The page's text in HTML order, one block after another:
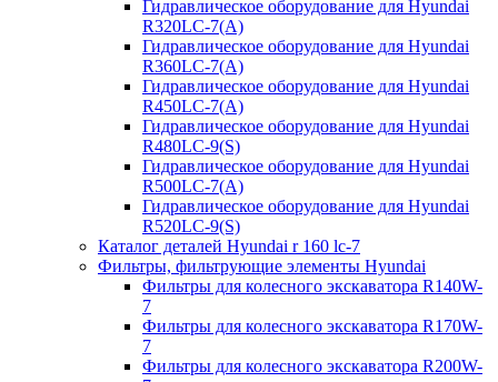
Гидравлическое оборудование для Hyundai
R320LC-7(A)
Гидравлическое оборудование для Hyundai
R360LC-7(A)
Гидравлическое оборудование для Hyundai
R450LC-7(A)
Гидравлическое оборудование для Hyundai
R480LC-9(S)
Гидравлическое оборудование для Hyundai
R500LC-7(A)
Гидравлическое оборудование для Hyundai
R520LC-9(S)
Каталог деталей Hyundai r 160 lc-7
Фильтры, фильтрующие элементы Hyundai
Фильтры для колесного экскаватора R140W-
7
Фильтры для колесного экскаватора R170W-
7
Фильтры для колесного экскаватора R200W-